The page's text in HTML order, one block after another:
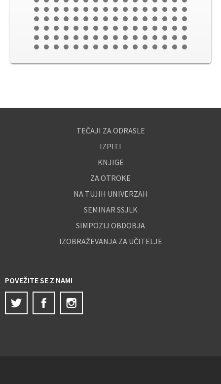
TEČAJI ZA ODRASLE
IZPITI
KNJIGE
ZA OTROKE
NA TUJIH UNIVERZAH
SEMINAR SSJLK
SIMPOZIJ OBDOBJA
IZOBRAŽEVANJA ZA UČITELJE
POVEŽITE SE Z NAMI
Twitter
Facebook